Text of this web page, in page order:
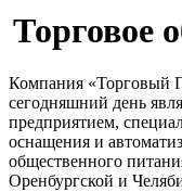
Торговое
Компания «Торговый
сегодняшний день
предприятием,
оснащения и
общественного
Оренбургской и